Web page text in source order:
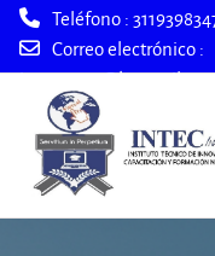
Salta al contenido principal
Teléfono :
Correo electrónico :